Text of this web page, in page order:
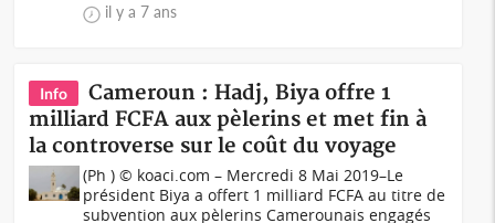
il y a 7 ans
Info
Cameroun : Hadj, Biya offre 1
milliard FCFA aux pèlerins et met fin à
la controverse sur le coût du voyage
(Ph ) © koaci.com – Mercredi 8 Mai 2019–Le
président Biya a offert 1 milliard FCFA au titre de
subvention aux pèlerins Camerounais engagés